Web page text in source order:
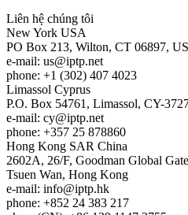
Liên hệ chúng tôi
New York USA
PO Box 213, Wilton, CT 06897,
e-mail: us
iptp.net
phone: +1 (302) 407 4023
Limassol Cyprus
P.O. Box 54761, Limassol, CY-
e-mail: cy
iptp.net
phone: +357 25 878860
Hong Kong SAR China
2602A, 26/F, Goodman Global
Tsuen Wan, Hong Kong
e-mail: info
iptp.hk
phone: +852 24 383 217